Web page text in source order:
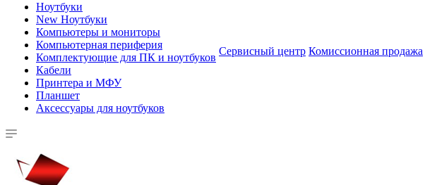
Ноутбуки
New Ноутбуки
Компьютеры и мониторы
Компьютерная периферия
Комплектующие для ПК и ноутбуков
Кабели
Принтера и МФУ
Планшет
Аксессуары для ноутбуков
Сервисный центр Комиссионная продажа